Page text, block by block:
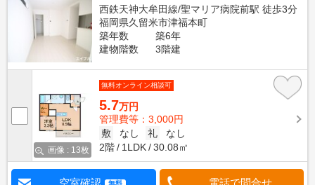
西鉄天神大牟田線/聖マリア病院前駅 徒歩3分
福岡県久留米市津福本町
築年数
築6年
建物階数
3階建
画像 : 13枚
無料オンライン相談可
5.7万円
管理費等：3,000円
敷
なし 礼
なし
2階
1LDK 30.08㎡
空室確認 無料 電話で問合せ